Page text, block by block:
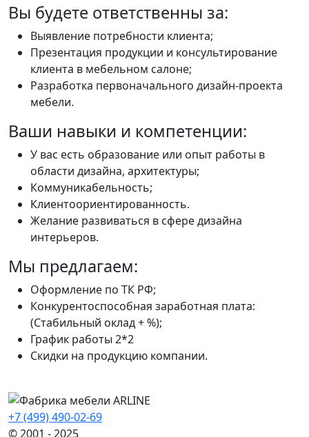
Вы будете ответственны за:
Выявление потребности клиента;
Презентация продукции и консультирование
клиента в мебельном салоне;
Разработка первоначального дизайн-проекта
мебели.
Ваши навыки и компетенции:
У вас есть образование или опыт работы в
области дизайна, архитектуры;
Коммуникабельность;
Клиентоориентированность.
Желание развиваться в сфере дизайна
интерьеров.
Мы предлагаем:
Оформление по ТК РФ;
Конкурентоспособная заработная плата:
(Стабильный оклад + %);
График работы 2*2
Скидки на продукцию компании.
+7 (499) 490-02-69
© 2001 - 2025